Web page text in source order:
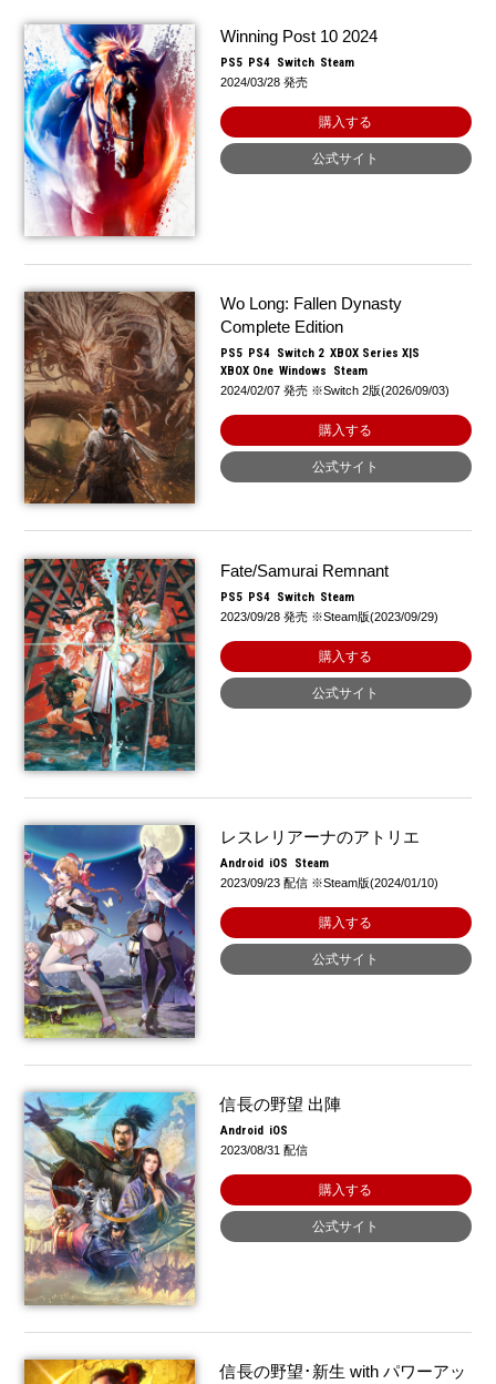
Winning Post 10 2024
PS5 PS4 Switch Steam
2024/03/28 発売
購入する
公式サイト
Wo Long: Fallen Dynasty
Complete Edition
PS5 PS4 Switch 2 XBOX Series X|S
XBOX One Windows Steam
2024/02/07 発売 ※Switch 2版(2026/09/03)
購入する
公式サイト
Fate/Samurai Remnant
PS5 PS4 Switch Steam
2023/09/28 発売 ※Steam版(2023/09/29)
購入する
公式サイト
レスレリアーナのアトリエ
Android iOS Steam
2023/09/23 配信 ※Steam版(2024/01/10)
購入する
公式サイト
信長の野望 出陣
Android iOS
2023/08/31 配信
購入する
公式サイト
信長の野望･新生 with パワーアッ